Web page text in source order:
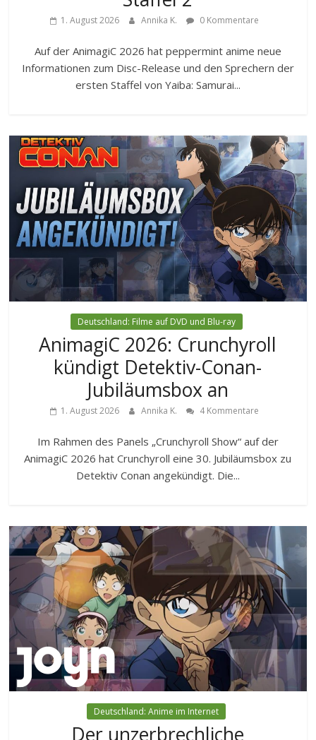
1. August 2026 Annika K. 0 Kommentare
Auf der AnimagiC 2026 hat peppermint anime neue
Informationen zum Disc-Release und den Sprechern der
ersten Staffel von Yaiba: Samurai...
Deutschland: Filme auf DVD und Blu-ray
AnimagiC 2026: Crunchyroll
kündigt Detektiv-Conan-
Jubiläumsbox an
1. August 2026 Annika K. 4 Kommentare
Im Rahmen des Panels „Crunchyroll Show“ auf der
AnimagiC 2026 hat Crunchyroll eine 30. Jubiläumsbox zu
Detektiv Conan angekündigt. Die...
Deutschland: Anime im Internet
Der unzerbrechliche